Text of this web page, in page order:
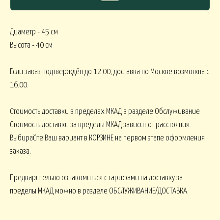
ГОРШЕЧНЫЕ
НГ ЁЛКИ БОЛЬШИЕ
НГ
НГ настольные ДО 15000
В НАЛИЧИИ
В МАРТИННИЦЕ
Диаметр - 45 см
Высота - 40 см
Если заказ подтверждён до 12.00, доставка по Москве возможна с
16.00.
Стоимость доставки в пределах МКАД в разделе Обслуживание
Стоимость доставки за пределы МКАД зависит от расстояния.
Выбирайте Ваш вариант в КОРЗИНЕ на первом этапе оформления
заказа.
Предварительно ознакомиться с тарифами на доставку за
пределы МКАД можно в разделе ОБСЛУЖИВАНИЕ/ДОСТАВКА.